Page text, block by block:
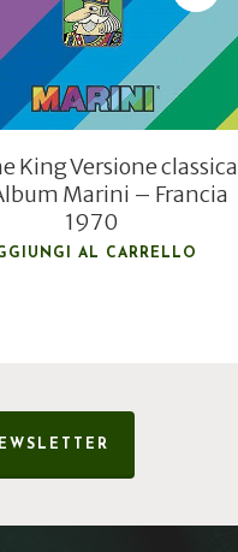
King Versione classica
Marini – Francia
1970
AL CARRELLO